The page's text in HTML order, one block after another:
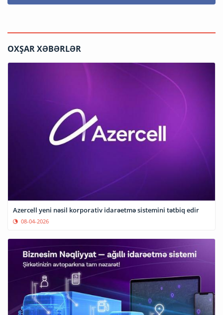
OXŞAR XƏBƏRLƏR
Azercell yeni nəsil korporativ idarəetmə sistemini tətbiq edir
08-04-2026